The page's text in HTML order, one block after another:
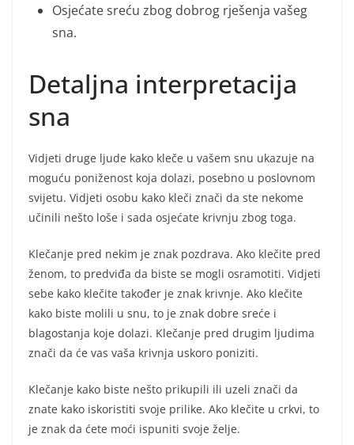
Osjećate sreću zbog dobrog rješenja vašeg
sna.
Detaljna interpretacija
sna
Vidjeti druge ljude kako kleče u vašem snu ukazuje na
moguću poniženost koja dolazi, posebno u poslovnom
svijetu. Vidjeti osobu kako kleči znači da ste nekome
učinili nešto loše i sada osjećate krivnju zbog toga.
Klečanje pred nekim je znak pozdrava. Ako klečite pred
ženom, to predviđa da biste se mogli osramotiti. Vidjeti
sebe kako klečite također je znak krivnje. Ako klečite
kako biste molili u snu, to je znak dobre sreće i
blagostanja koje dolazi. Klečanje pred drugim ljudima
znači da će vas vaša krivnja uskoro poniziti.
Klečanje kako biste nešto prikupili ili uzeli znači da
znate kako iskoristiti svoje prilike. Ako klečite u crkvi, to
je znak da ćete moći ispuniti svoje želje.